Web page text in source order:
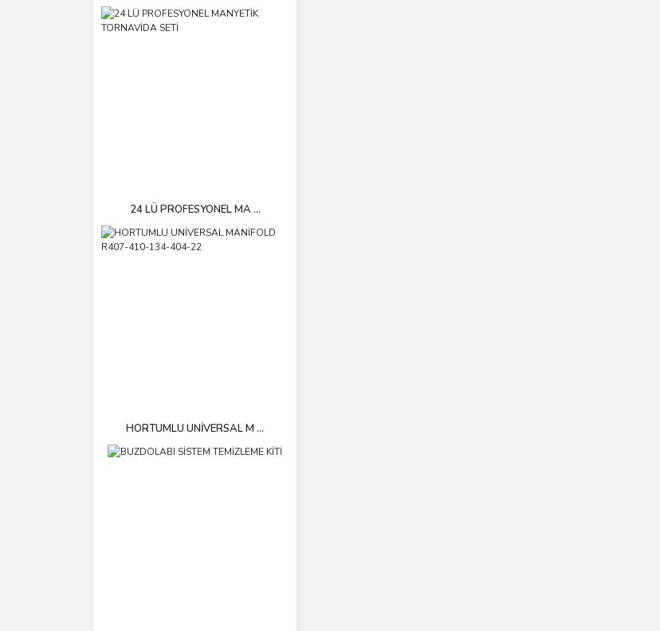
24 LÜ PROFESYONEL MA ...
HORTUMLU UNİVERSAL M ...